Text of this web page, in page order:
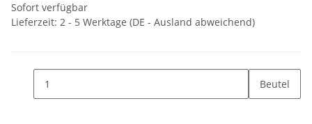
Sofort verfügbar
Lieferzeit: 2 - 5 Werktage (DE - Ausland abweichend)
Beutel